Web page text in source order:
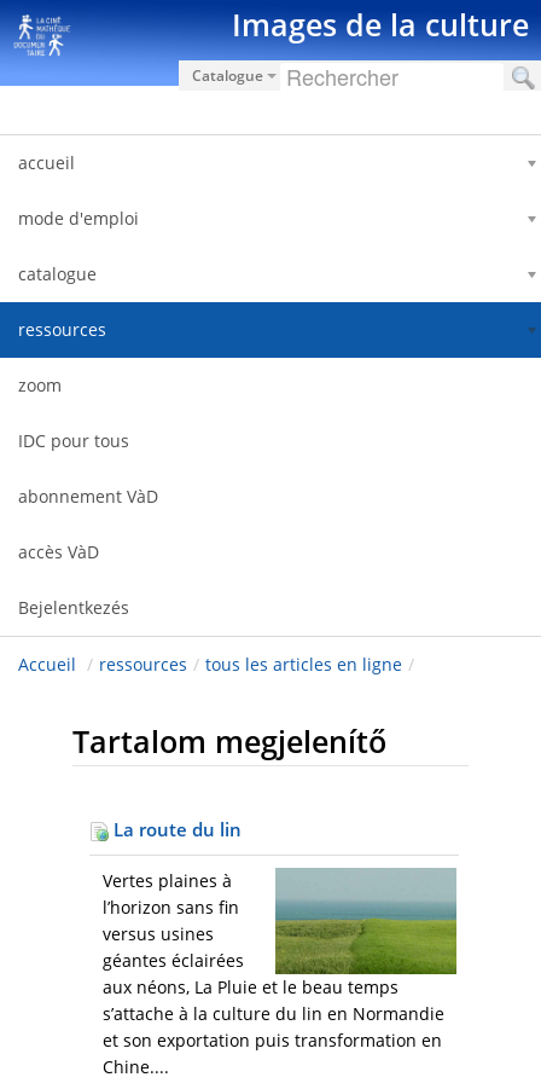
Ugrás a tartalomhoz Images de la culture
Catalogue
accueil
mode d'emploi
catalogue
ressources
zoom
IDC pour tous
abonnement VàD
accès VàD
Bejelentkezés
Accueil / ressources / tous les articles en ligne /
Tartalom megjelenítő
La route du lin
Vertes plaines à
l’horizon sans fin
versus usines
géantes éclairées
aux néons, La Pluie et le beau temps
s’attache à la culture du lin en Normandie
et son exportation puis transformation en
Chine....